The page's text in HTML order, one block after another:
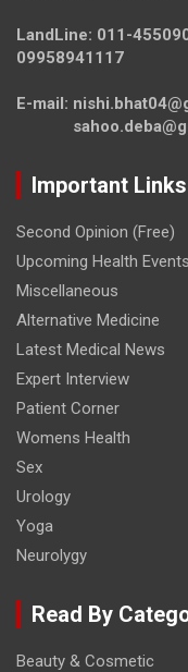
LandLine: 011-
09958941117
E-mail:
Important Links
Second Opinion (Free)
Upcoming Health Events
Miscellaneous
Alternative Medicine
Latest Medical News
Expert Interview
Patient Corner
Womens Health
Sex
Urology
Yoga
Neurolygy
Read By
Beauty & Cosmetic